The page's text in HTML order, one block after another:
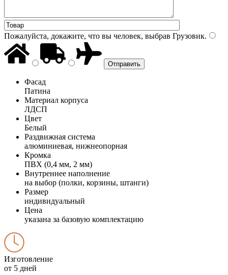
Пожалуйста, докажите, что вы человек, выбрав Грузовик.
Фасад
Патина
Материал корпуса
ЛДСП
Цвет
Белый
Раздвижная система
алюминиевая, нижнеопорная
Кромка
ПВХ (0,4 мм, 2 мм)
Внутреннее наполнение
на выбор (полки, корзины, штанги)
Размер
индивидуальный
Цена
указана за базовую комплектацию
Изготовление
от 5 дней